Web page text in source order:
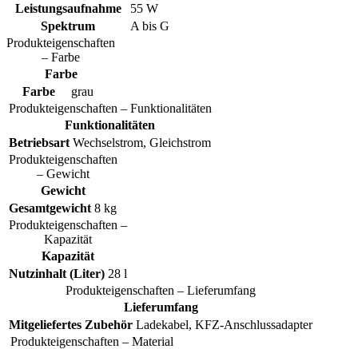
Leistungsaufnahme
55 W
Spektrum
A bis G
Produkteigenschaften
– Farbe
Farbe
Farbe
grau
Produkteigenschaften – Funktionalitäten
Funktionalitäten
Betriebsart Wechselstrom, Gleichstrom
Produkteigenschaften
– Gewicht
Gewicht
Gesamtgewicht 8 kg
Produkteigenschaften –
Kapazität
Kapazität
Nutzinhalt (Liter) 28 l
Produkteigenschaften – Lieferumfang
Lieferumfang
Mitgeliefertes Zubehör Ladekabel, KFZ-Anschlussadapter
Produkteigenschaften – Material